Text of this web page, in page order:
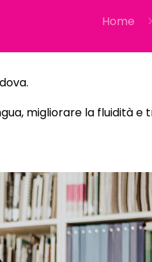
Home
migliorare la fluidità